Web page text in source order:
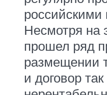
российскими
Несмотря на
прошел ряд
размещении
и договор